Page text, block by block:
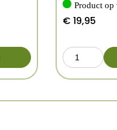
Product op
€ 19,95